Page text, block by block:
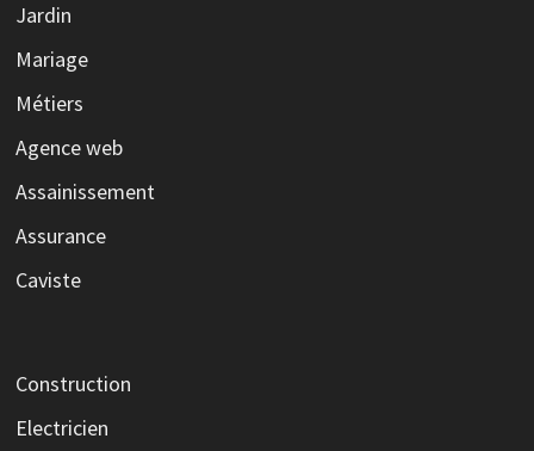
Jardin
Mariage
Métiers
Agence web
Assainissement
Assurance
Caviste
Construction
Electricien